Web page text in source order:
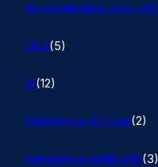
Automatisation avec n8n
blog(5)
IA(12)
Inteligencia Artificial (2)
Intelligence Artificielle(3)